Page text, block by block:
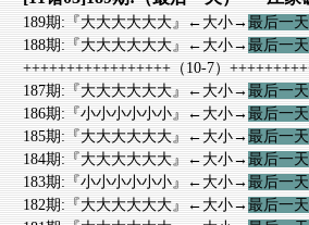
189期:『大大大大大大』←大小→ 最后一天
188期:『大大大大大大』←大小→最后一天
+++++++++++++++++（10-7）
187期:『大大大大大大』←大小→最后一天
186期:『小小小小小小』←大小→ 最后一天
185期:『大大大大大大』←大小→最后一天
184期:『大大大大大大』←大小→ 最后一天
183期:『小小小小小小』←大小→最后一天
182期:『大大大大大大』←大小→ 最后一天